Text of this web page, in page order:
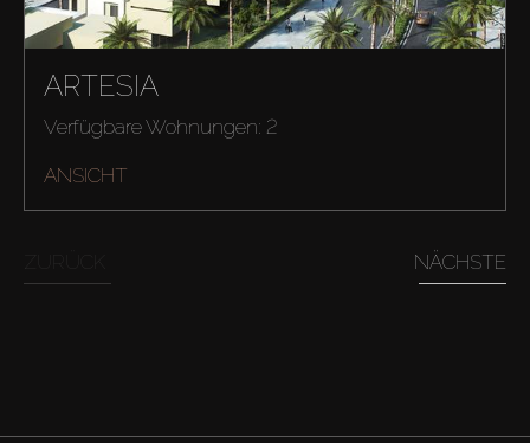
ARTESIA
Verfügbare Wohnungen: 2
ANSICHT
NÄCHSTE